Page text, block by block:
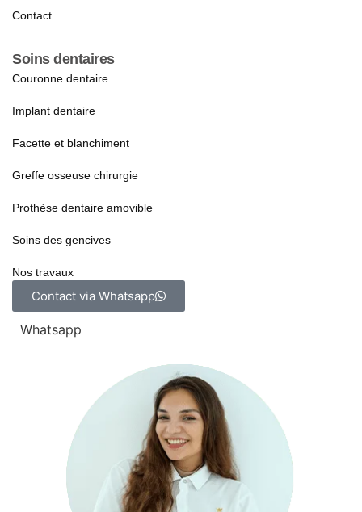
Contact
Soins dentaires
Couronne dentaire
Implant dentaire
Facette et blanchiment
Greffe osseuse chirurgie
Prothèse dentaire amovible
Soins des gencives
Nos travaux
Contact via Whatsapp
Whatsapp